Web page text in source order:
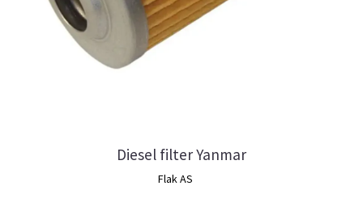
Diesel filter Yanmar
Flak AS